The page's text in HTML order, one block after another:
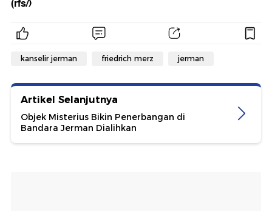
kanselir jerman friedrich merz jerman
Artikel Selanjutnya
Objek Misterius Bikin Penerbangan di
Bandara Jerman Dialihkan